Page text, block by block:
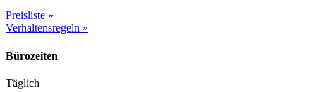
Preisliste »
Verhaltensregeln »
Bürozeiten
Täglich